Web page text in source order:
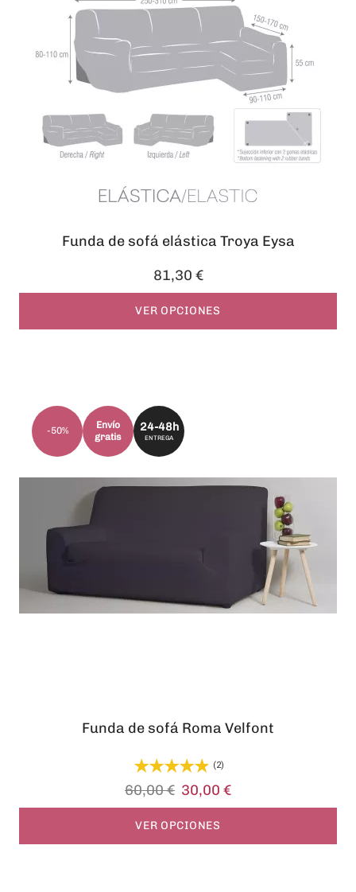
Funda de sofá elástica Troya Eysa
81,30 €
VER OPCIONES
-50%
Envío
gratis
24-48h
ENTREGA
Funda de sofá Roma Velfont
(2)
60,00 € 30,00 €
VER OPCIONES